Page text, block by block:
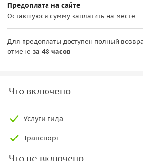
Предоплата на сайте
Оставшуюся сумму заплатить на месте
Для предоплаты доступен полный
отмене за 48 часов
Что включено
Услуги гида
Транспорт
Что не включено